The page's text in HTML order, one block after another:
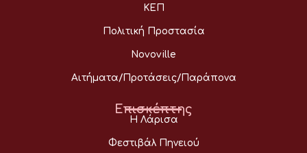
ΚΕΠ
Πολιτική Προστασία
Novoville
Αιτήματα/Προτάσεις/Παράπονα
Επισκέπτης
Η Λάρισα
Φεστιβάλ Πηνειού